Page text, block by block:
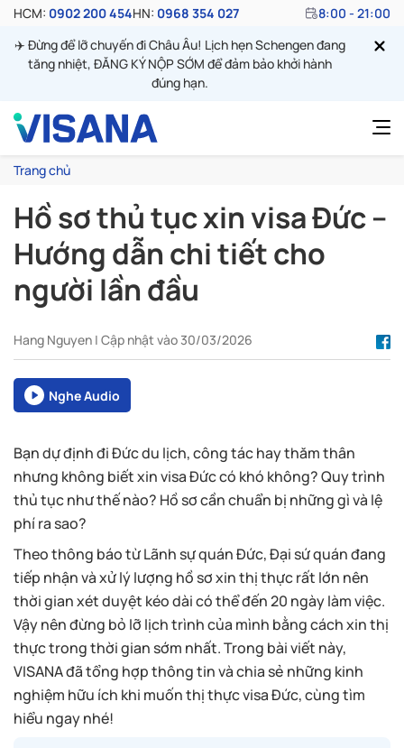
HCM: 0902 200 454HN: 0968 354 027
8:00 - 21:00
✈️ Đừng để lỡ chuyến đi Châu Âu! Lịch hẹn Schengen đang
tăng nhiệt, ĐĂNG KÝ NỘP SỚM để đảm bảo khởi hành
đúng hạn.
Trang chủ
Hồ sơ thủ tục xin visa Đức –
Hướng dẫn chi tiết cho
người lần đầu
Hang Nguyen | Cập nhật vào 30/03/2026
Nghe Audio
Bạn dự định đi Đức du lịch, công tác hay thăm thân
nhưng không biết xin visa Đức có khó không? Quy trình
thủ tục như thế nào? Hồ sơ cần chuẩn bị những gì và lệ
phí ra sao?
Theo thông báo từ Lãnh sự quán Đức, Đại sứ quán đang
tiếp nhận và xử lý lượng hồ sơ xin thị thực rất lớn nên
thời gian xét duyệt kéo dài có thể đến 20 ngày làm việc.
Vậy nên đừng bỏ lỡ lịch trình của mình bằng cách xin thị
thực trong thời gian sớm nhất. Trong bài viết này,
VISANA đã tổng hợp thông tin và chia sẻ những kinh
nghiệm hữu ích khi muốn thị thực visa Đức, cùng tìm
hiểu ngay nhé!